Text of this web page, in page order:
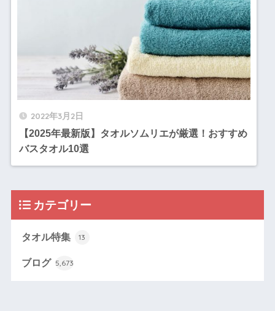
2022年3月2日
【2025年最新版】タオルソムリエが厳選！おすすめ
バスタオル10選
カテゴリー
タオル特集 13
ブログ 5,673